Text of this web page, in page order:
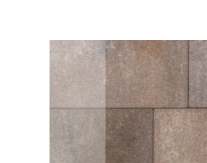
Ga
naar
einde
afbeeldingen-
gallerij